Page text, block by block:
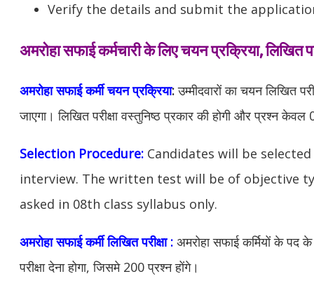
Verify the details and submit the
अमरोहा सफाई कर्मचारी के लिए चयन प्रक्रिया, लिखित
अमरोहा सफाई कर्मी चयन प्रक्रिया:उम्मीदवारों का चयन लिखित
जाएगा। लिखित परीक्षा वस्तुनिष्ठ प्रकार की होगी और प्रश्न
Selection Procedure: Candidates will be
interview. The written test will be of objective
asked in 08th class syllabus only.
अमरोहा सफाई कर्मी लिखित परीक्षा : अमरोहासफाई कर्मियों के पद के
परीक्षा देना होगा, जिसमे 200 प्रश्न होंगे।